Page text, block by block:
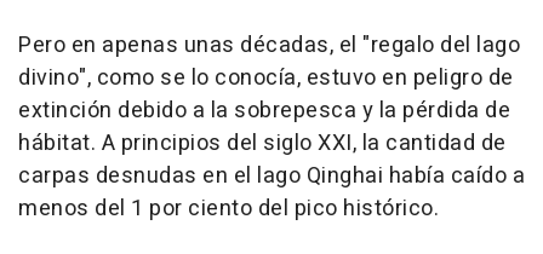
Pero en apenas unas décadas, el "regalo del lago
divino", como se lo conocía, estuvo en peligro de
extinción debido a la sobrepesca y la pérdida de
hábitat. A principios del siglo XXI, la cantidad de
carpas desnudas en el lago Qinghai había caído a
menos del 1 por ciento del pico histórico.